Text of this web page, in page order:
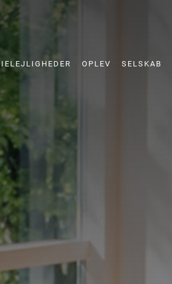
OPLEV SELSKAB